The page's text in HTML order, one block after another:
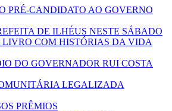
PRÉ-CANDIDATO AO GOVERNO
DE ILHÉUS NESTE SÁBADO
COM HISTÓRIAS DA VIDA
DO GOVERNADOR RUI COSTA
LEGALIZADA
PRÊMIOS